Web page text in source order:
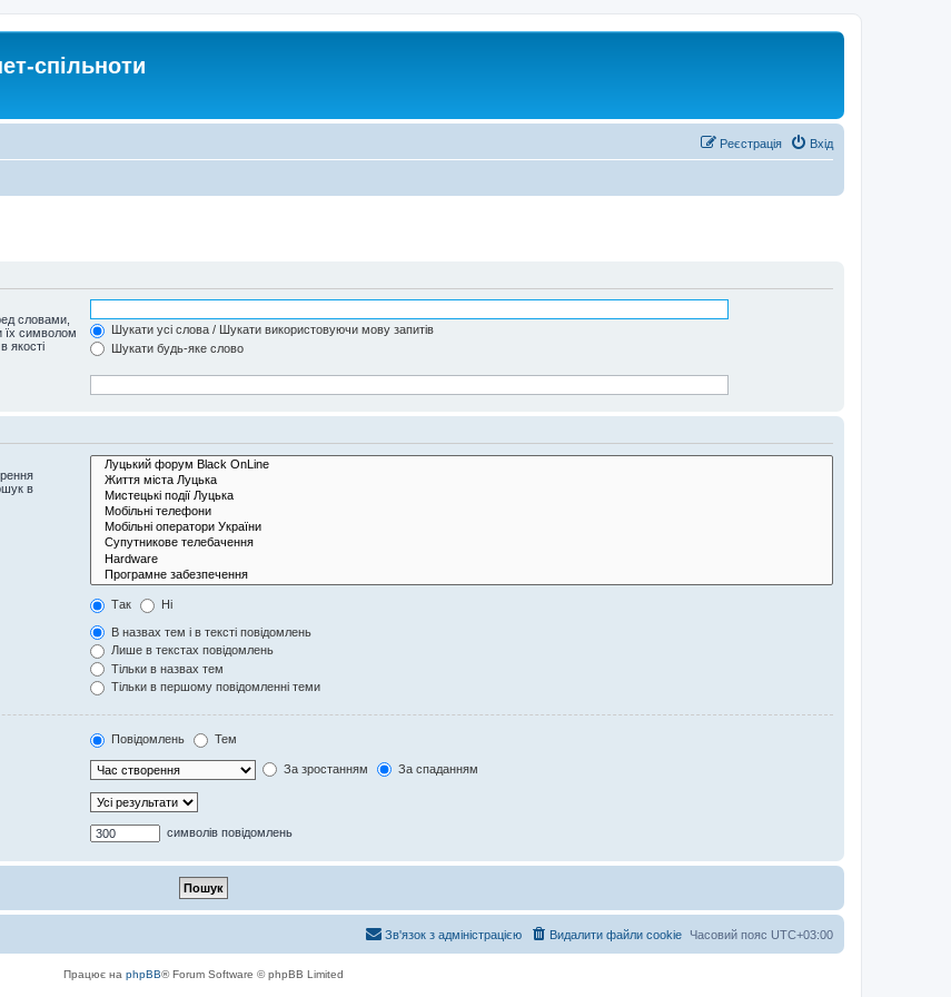
спільноти
Вхід
Реєстрація
словами,
їх символом
якості
Шукати усі слова / Шукати використовуючи мову запитів
Шукати будь-яке слово
в
Так Ні
В назвах тем і в тексті повідомлень
Лише в текстах повідомлень
Тільки в назвах тем
Тільки в першому повідомленні теми
Повідомлень Тем
За зростанням За спаданням
символів повідомлень
Часовий пояс UTC+03:00
Видалити файли cookie
Зв'язок з адміністрацією
Працює на phpBB® Forum Software © phpBB Limited